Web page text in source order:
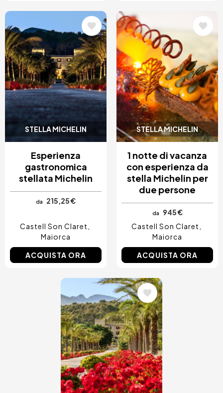
STELLA MICHELIN
Immagine
Esperienza
gastronomica
stellata Michelin
da 215,25 €
Castell Son Claret
Maiorca
ACQUISTA ORA
STELLA MICHELIN
Immagine
1 notte di vacanza
con esperienza da
stella Michelin per
due persone
da
945 €
Castell Son Claret
Maiorca
ACQUISTA ORA
Immagine